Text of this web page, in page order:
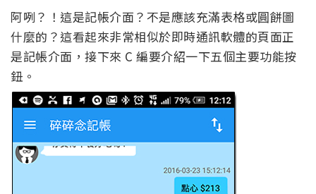
阿咧？！這是記帳介面？不是應該充滿表格或圓餅圖
什麼的？這看起來非常相似於即時通訊軟體的頁面正
是記帳介面，接下來 C 編要介紹一下五個主要功能按
鈕。